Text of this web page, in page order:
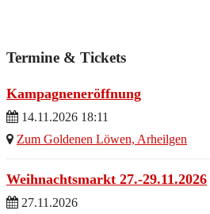
Termine & Tickets
Kampagneneröffnung
14.11.2026 18:11
Zum Goldenen Löwen, Arheilgen
Weihnachtsmarkt 27.-29.11.2026
27.11.2026